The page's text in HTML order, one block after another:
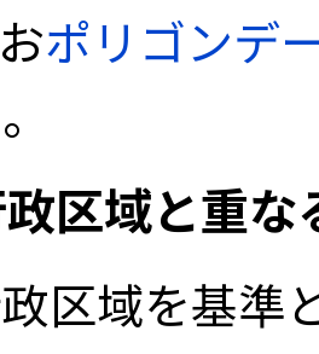
ポリゴンデ
区域と重
区域を基準